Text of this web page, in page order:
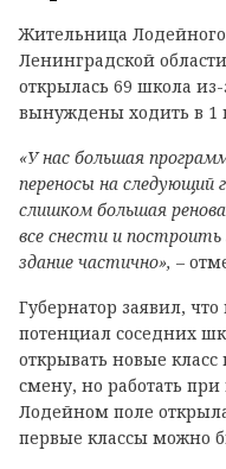
Жительница Лодейного
Ленинградской
открылась 69 школа
вынуждены ходить в 1
«У нас большая
переносы на следующий
слишком большая
все снести и
здание частично», –
Губернатор заявил,
потенциал соседних
открывать новые
смену, но работать
Лодейном поле
первые классы можно